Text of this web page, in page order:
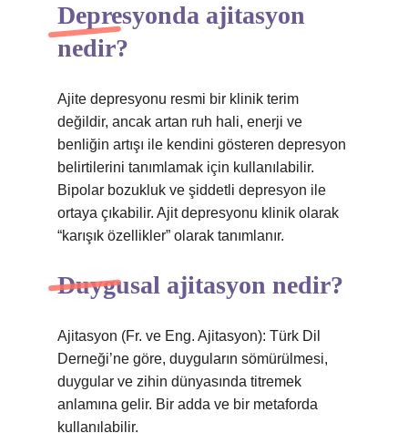
Depresyonda ajitasyon
nedir?
Ajite depresyonu resmi bir klinik terim
değildir, ancak artan ruh hali, enerji ve
benliğin artışı ile kendini gösteren depresyon
belirtilerini tanımlamak için kullanılabilir.
Bipolar bozukluk ve şiddetli depresyon ile
ortaya çıkabilir. Ajit depresyonu klinik olarak
“karışık özellikler” olarak tanımlanır.
Duygusal ajitasyon nedir?
Ajitasyon (Fr. ve Eng. Ajitasyon): Türk Dil
Derneği’ne göre, duyguların sömürülmesi,
duygular ve zihin dünyasında titremek
anlamına gelir. Bir adda ve bir metaforda
kullanılabilir.